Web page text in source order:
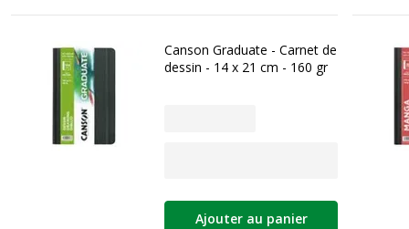
Canson Graduate - Carnet de
dessin - 14 x 21 cm - 160 gr
Ajouter au panier